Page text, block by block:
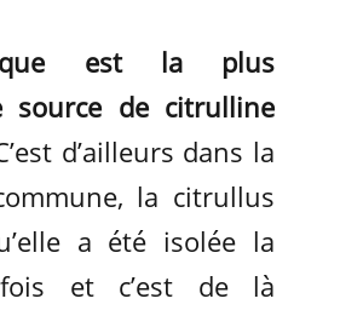
est la plus
source de citrulline
d’ailleurs dans la
la citrullus
a été isolée la
et c’est de là